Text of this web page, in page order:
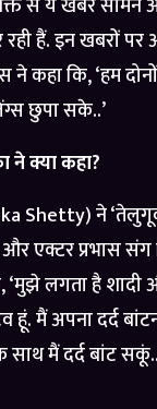
से ये खबरें सामने आ
हैं. इन खबरों पर
ने कहा कि, ‘हम
छुपा सके..’
ने क्या कहा?
Shetty) ने
और एक्टर प्रभास
‘मुझे लगता है शादी
मैं अपना दर्द
साथ मैं दर्द बांट